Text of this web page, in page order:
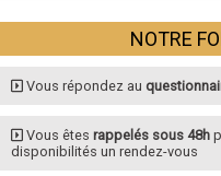
NOTRE
Vous répondez au
Vous êtesrappelés sous 48h
disponibilités un rendez-vous